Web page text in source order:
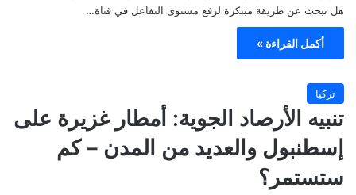
هل تبحث عن طريقة مبتكرة لرفع مستوى التفاعل في قناة…
أكمل القراءة »
تركيا
تنبيه الأرصاد الجوية: أمطار غزيرة على
إسطنبول والعديد من المدن – كم
ستستمر؟